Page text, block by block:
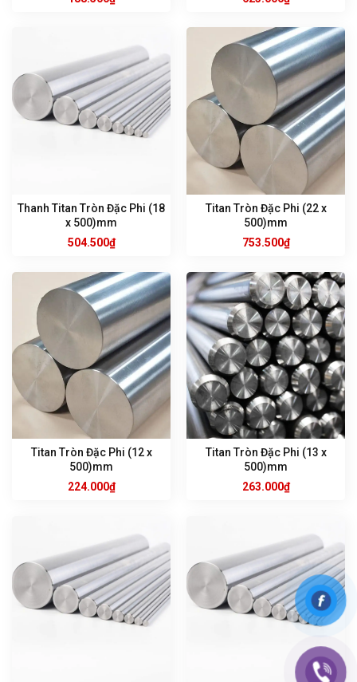
Thanh Titan Tròn Đặc Phi (18
x 500)mm
504.500₫
Titan Tròn Đặc Phi (22 x
500)mm
753.500₫
Titan Tròn Đặc Phi (12 x
500)mm
224.000₫
Titan Tròn Đặc Phi (13 x
500)mm
263.000₫